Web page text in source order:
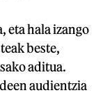
eta hala izango
beste,
aditua.
audientzia